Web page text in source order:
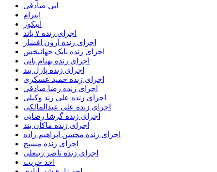
ابی صادقی
ابیرام
اپیکور
اجرای زنده ۷ باند
اجرای زنده آرون افشار
اجرای زنده بابک جهانبخش
اجرای زنده بهنام بانی
اجرای زنده پازل بند
اجرای زنده حمید عسکری
اجرای زنده رضا صادقی
اجرای زنده علی زند وکیلی
اجرای زنده علی عبدالمالکی
اجرای زنده گرشا رضایی
اجرای زنده ماکان بند
اجرای زنده محسن ابراهیم زاده
اجرای زنده مسیح
اجرای زنده ناصر زینعلی
احد حریت